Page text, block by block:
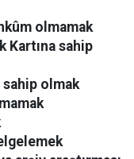
olmamak
Kartına sahip
sahip olmak